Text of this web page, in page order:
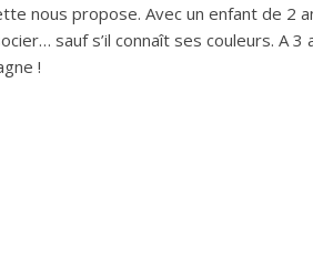
nous propose. Avec un enfant de 2
sauf s’il connaît ses couleurs. A
!